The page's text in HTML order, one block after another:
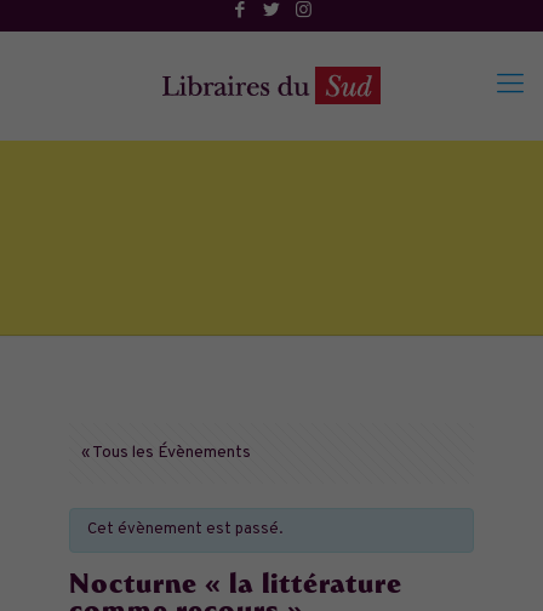
« Tous les Évènements
Cet évènement est passé.
Nocturne « la littérature